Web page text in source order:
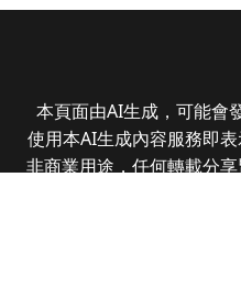
本頁面由AI生成，可能會
使用本AI生成內容服務即
非商業用途，任何轉載分